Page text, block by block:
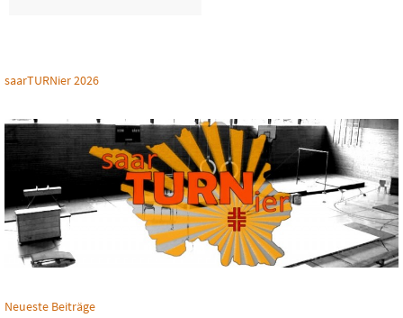
saarTURNier 2026
Neueste Beiträge